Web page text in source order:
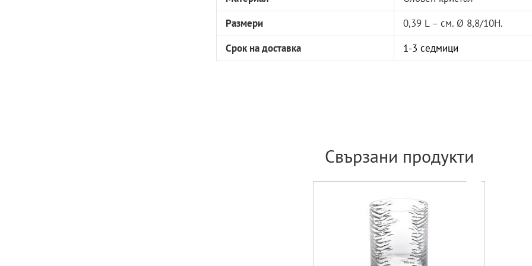
Размери
0,39 L – см. Ø 8,8/10H.
Срок на доставка
1-3 седмици
Свързани продукти